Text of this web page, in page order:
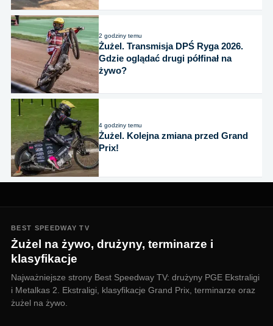
2 godziny temu
Żużel. Transmisja DPŚ Ryga 2026.
Gdzie oglądać drugi półfinał na
żywo?
4 godziny temu
Żużel. Kolejna zmiana przed Grand
Prix!
BEST SPEEDWAY TV
Żużel na żywo, drużyny, terminarze i
klasyfikacje
Najważniejsze strony Best Speedway TV: drużyny PGE Ekstraligi
i Metalkas 2. Ekstraligi, klasyfikacje Grand Prix, terminarze oraz
żużel na żywo.